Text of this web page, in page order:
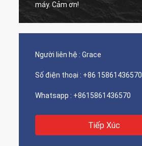
Người liên hệ : Grace
Số điện thoại : +86 15861436570
Whatsapp : +8615861436570
Tiếp Xúc